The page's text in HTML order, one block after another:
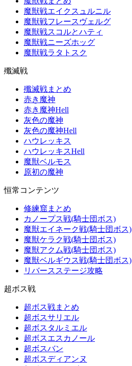
魔獣戦エイクスュルニル
魔獣戦フレースヴェルグ
魔獣戦スコルとハティ
魔獣戦ニーズホッグ
魔獣戦ラタトスク
殲滅戦
殲滅戦まとめ
赤き魔神
赤き魔神Hell
灰色の魔神
灰色の魔神Hell
ハウレッキス
ハウレッキスHell
魔獣ベルモス
原初の魔神
恒常コンテンツ
修練窟まとめ
カノープス戦(騎士団ボス)
魔獣エイネーク戦(騎士団ボス)
魔獣ケラク戦(騎士団ボス)
魔獣アクム戦(騎士団ボス)
魔獣ベルギウス戦(騎士団ボス)
リバースステージ攻略
超ボス戦
超ボス戦まとめ
超ボスサリエル
超ボスタルミエル
超ボスエスカノール
超ボスバン
超ボスディアンヌ